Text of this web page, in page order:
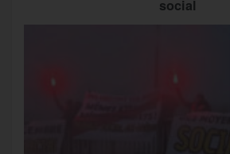
social